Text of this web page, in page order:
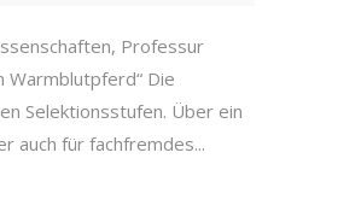
Professur
Warmblutpferd“ Die
Selektionsstufen. Über ein
auch für fachfremdes...